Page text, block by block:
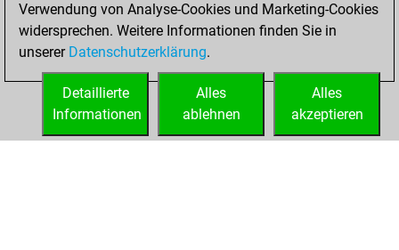
You played 5
slow games
Play
You scored +4
=0 -1 in slow games
Verwendung von Analyse-Cookies und Marketing-Cookies
widersprechen. Weitere Informationen finden Sie in
unserer Datenschutzerklärung.
Alles
akzeptieren
Alles
ablehnen
Detaillierte
Informationen